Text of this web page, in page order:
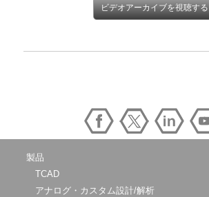
ビデオアーカイブを視聴する
製品
TCAD
アナログ・カスタム設計/解析